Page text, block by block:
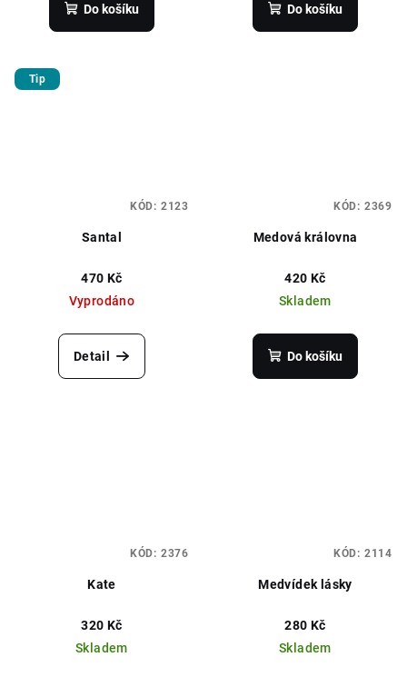
Do košíku Do košíku
Tip
Santal
470 Kč
Vyprodáno
Detail
KÓD: 2123
Medová královna
420 Kč
Skladem
Do košíku
KÓD: 2369
Kate
320 Kč
Skladem
KÓD: 2376
Medvídek lásky
280 Kč
Skladem
KÓD: 2114